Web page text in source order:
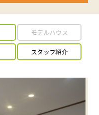
モデルハウス
スタッフ紹介